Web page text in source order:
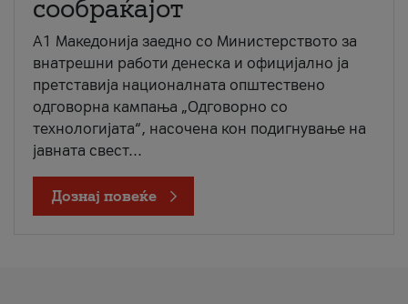
сообраќајот
A1 Македонија заедно со Министерството за
внатрешни работи денеска и официјално ја
претставија националната општествено
одговорна кампања „Одговорно со
технологијата“, насочена кон подигнување на
јавната свест...
Дознај повеќе